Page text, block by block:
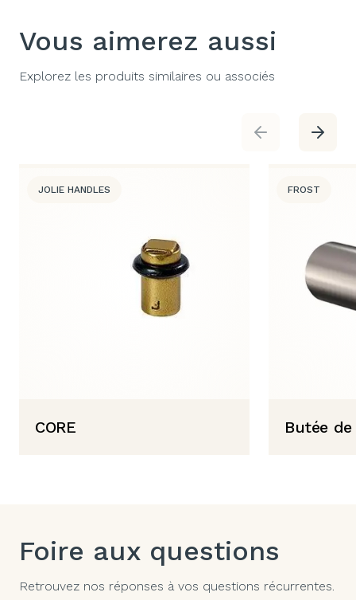
Vous aimerez aussi
Explorez les produits similaires ou associés
JOLIE HANDLES
CORE
FROST
Butée
Foire aux questions
Retrouvez nos réponses à vos questions récurrentes.